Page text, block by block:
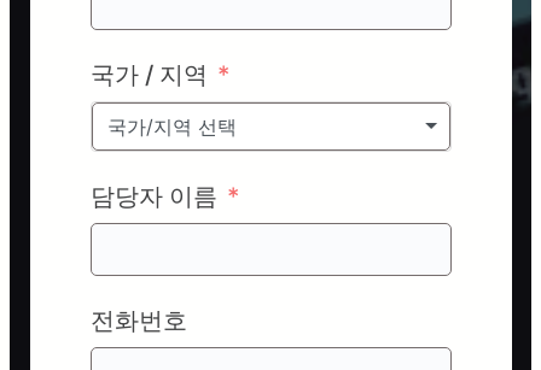
국가 / 지역
국가/지역 선택
담당자 이름
전화번호